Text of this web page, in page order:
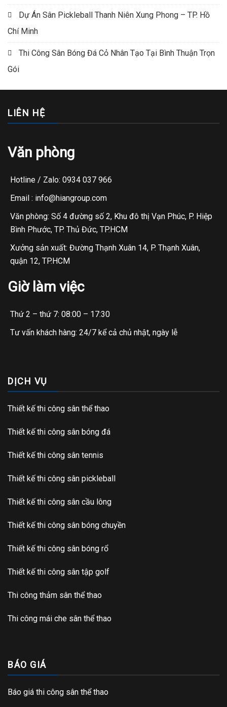
Dự Án Sân Pickleball Thanh Niên Xung Phong – TP. Hồ
Chí Minh
Thi Công Sân Bóng Đá Cỏ Nhân Tạo Tại Bình Thuận Trọn
Gói
LIÊN HỆ
Văn phòng
Hotline / Zalo: 0934 037 966
Email : info@hiangroup.com
Văn phòng: Số 4 đường số 2, Khu đô thị Vạn Phúc, P. Hiệp
Bình Phước, TP. Thủ Đức, TP.HCM
Xưởng sản xuất: Đường Thạnh Xuân 14, P. Thạnh Xuân,
quận 12, TP.HCM
Giờ làm việc
Thứ 2 – thứ 7: 08:00 – 17:30
Tư vấn khách hàng: 24/7 kể cả chủ nhật, ngày lễ
DỊCH VỤ
Thiết kế thi công sân thể thao
Thiết kế thi công sân bóng đá
Thiết kế thi công sân tennis
Thiết kế thi công sân pickleball
Thiết kế thi công sân cầu lông
Thiết kế thi công sân bóng chuyền
Thiết kế thi công sân bóng rổ
Thiết kế thi công sân tập golf
Thi công thảm sân thể thao
Thi công mái che sân thể thao
BÁO GIÁ
Báo giá thi công sân thể thao